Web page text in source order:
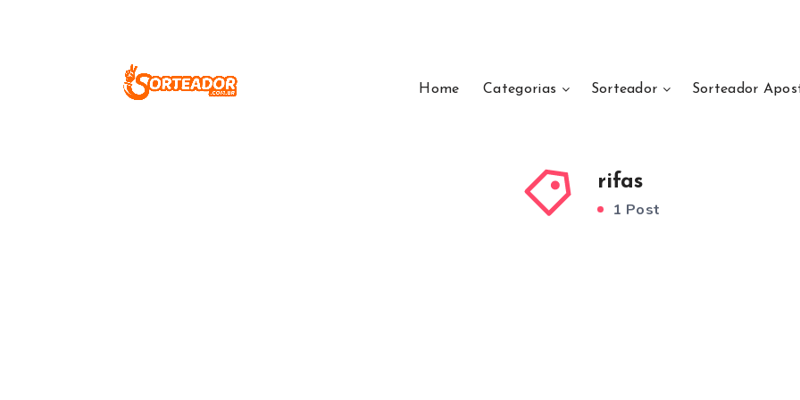
Home Categorias Sorteador Sorteador
rifas
1 Post